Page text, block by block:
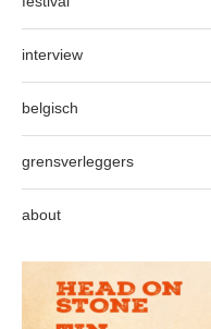
interview
belgisch
grensverleggers
about